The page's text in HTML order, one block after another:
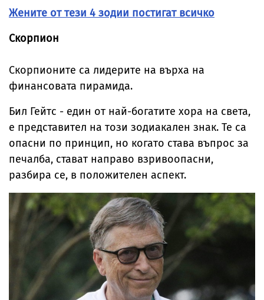
Жените от тези 4 зодии постигат всичко
Скорпион
Скорпионите са лидерите на върха на
финансовата пирамида.
Бил Гейтс - един от най-богатите хора на света,
е представител на този зодиакален знак. Те са
опасни по принцип, но когато става въпрос за
печалба, стават направо взривоопасни,
разбира се, в положителен аспект.